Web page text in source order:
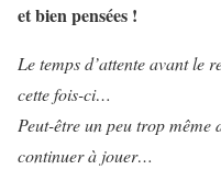
et bien pensées !
Le temps d’attente avant le
cette fois-ci…
Peut-être un peu trop
continuer à jouer…